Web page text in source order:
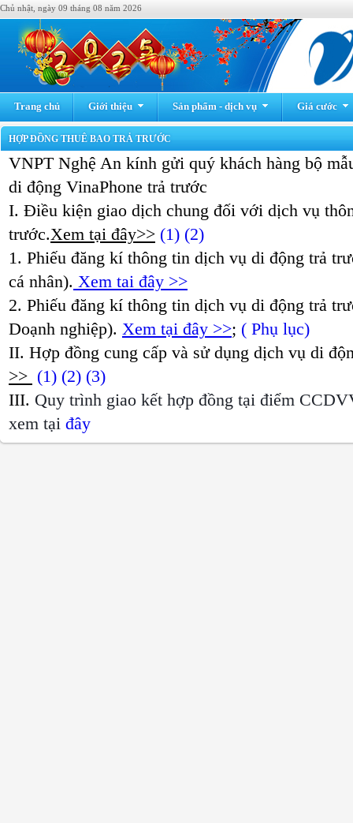
Chủ nhật, ngày 09 tháng 08 năm 2026
Trang chủ Giới thiệu Sản phẩm - dịch vụ Giá cước
HỢP ĐỒNG THUÊ BAO TRẢ TRƯỚC
VNPT Nghệ An kính gửi quý khách hàng bộ
di động VinaPhone trả trước
I. Điều kiện giao dịch chung đối với dịch vụ
trước.Xem tại đây>> (1) (2)
1. Phiếu đăng kí thông tin dịch vụ di động trả
cá nhân). Xem tai đây >>
2. Phiếu đăng kí thông tin dịch vụ di động trả
Doạnh nghiệp). Xem tại đây >>; ( Phụ lục)
II. Hợp đồng cung cấp và sử dụng dịch vụ di
>> (1) (2) (3)
III. Quy trình giao kết hợp đồng tại điểm
xem tại đây